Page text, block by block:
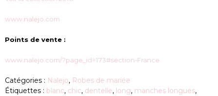
www.nalejo.com
Points de vente :
www.nalejo.com/?page_id=173#section-France
Catégories : Nalejo, Robes de mariée
Étiquettes : blanc, chic, dentelle, long, manches longues,